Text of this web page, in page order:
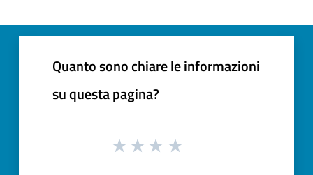
Quanto sono chiare le informazioni
su questa pagina?